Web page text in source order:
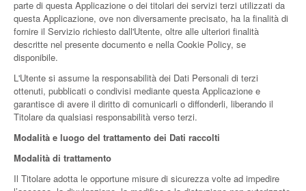
parte di questa Applicazione o dei titolari dei servizi terzi utilizzati da
questa Applicazione, ove non diversamente precisato, ha la finalità di
fornire il Servizio richiesto dall'Utente, oltre alle ulteriori finalità
descritte nel presente documento e nella Cookie Policy, se
disponibile.
L'Utente si assume la responsabilità dei Dati Personali di terzi
ottenuti, pubblicati o condivisi mediante questa Applicazione e
garantisce di avere il diritto di comunicarli o diffonderli, liberando il
Titolare da qualsiasi responsabilità verso terzi.
Modalità e luogo del trattamento dei Dati raccolti
Modalità di trattamento
Il Titolare adotta le opportune misure di sicurezza volte ad impedire